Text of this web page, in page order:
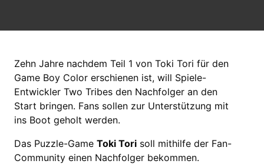
Zehn Jahre nachdem Teil 1 von Toki Tori für den
Game Boy Color erschienen ist, will Spiele-
Entwickler Two Tribes den Nachfolger an den
Start bringen. Fans sollen zur Unterstützung mit
ins Boot geholt werden.
Das Puzzle-Game Toki Tori soll mithilfe der Fan-
Community einen Nachfolger bekommen.